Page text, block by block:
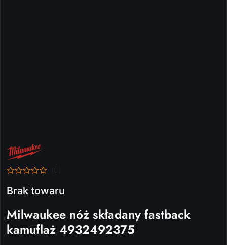
NAZWA
PRODUCENTA:
MILWAUKEE
Brak towaru
Milwaukee nóż składany fastback
kamuflaż 4932492375